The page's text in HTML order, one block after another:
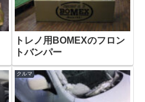
トレノ用BOMEXのフロン
トバンパー
クルマ